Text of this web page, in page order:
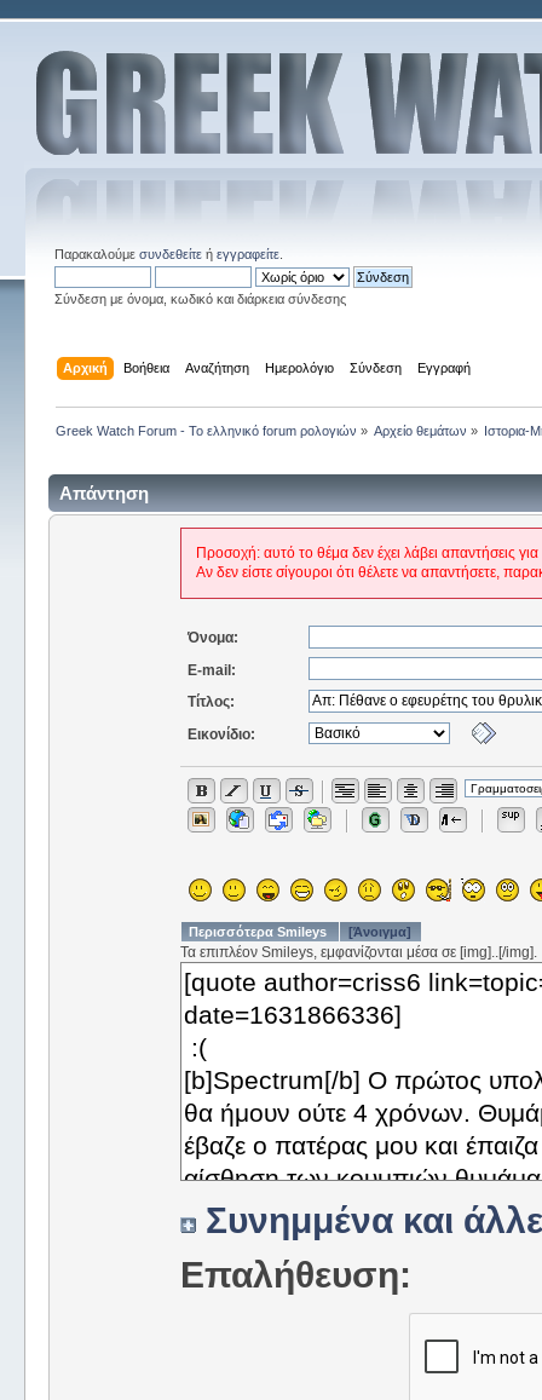
Παρακαλούμε συνδεθείτεή εγγραφείτε.
Σύνδεση με όνομα, κωδικό και διάρκεια σύνδεσης
Αρχική Βοήθεια Αναζήτηση Ημερολόγιο Σύνδεση Εγγραφή
Greek Watch Forum - Το ελληνικό forum ρολογιών » Αρχείο θεμάτων » Ιστορια-
Απάντηση
Προσοχή: αυτό το θέμα δεν έχει λάβει απαντήσεις
Αν δεν είστε σίγουροι ότι θέλετε να απαντήσετε,
Όνομα:
E-mail:
Τίτλος:
Εικονίδιο:
Περισσότερα Smileys [Άνοιγμα]
Τα επιπλέον Smileys, εμφανίζονται μέσα σε [img]..[/img].
Συνημμένα και
Επαλήθευση: